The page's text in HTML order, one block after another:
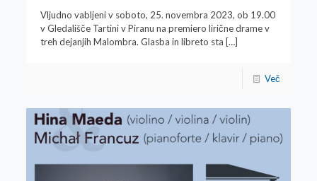
Vljudno vabljeni v soboto, 25. novembra 2023, ob 19.00
v Gledališče Tartini v Piranu na premiero lirične drame v
treh dejanjih Malombra. Glasba in libreto sta […]
Več